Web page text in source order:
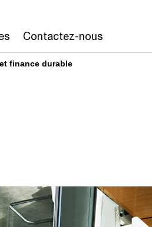
Contactez-nous
finance durable